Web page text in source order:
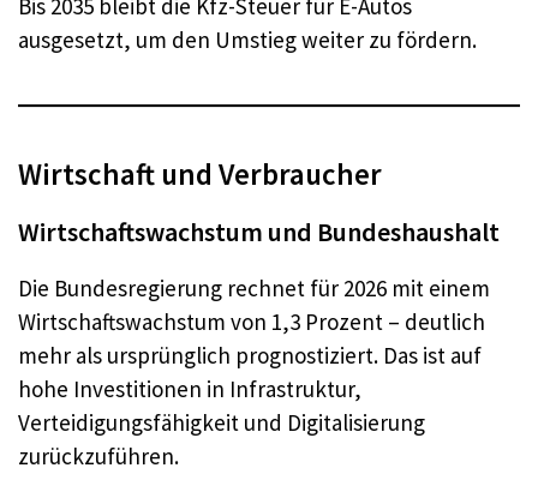
Bis 2035 bleibt die Kfz-Steuer für E-Autos
ausgesetzt, um den Umstieg weiter zu fördern.
Wirtschaft und Verbraucher
Wirtschaftswachstum und Bundeshaushalt
Die Bundesregierung rechnet für 2026 mit einem
Wirtschaftswachstum von 1,3 Prozent – deutlich
mehr als ursprünglich prognostiziert. Das ist auf
hohe Investitionen in Infrastruktur,
Verteidigungsfähigkeit und Digitalisierung
zurückzuführen.